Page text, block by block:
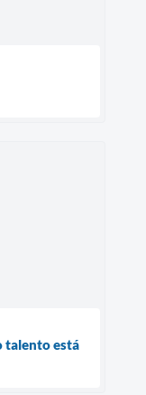
talento está